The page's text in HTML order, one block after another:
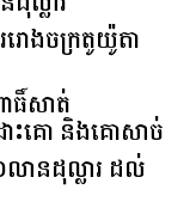
រោងចក្រ​តូយ៉ូតា
ធិ៍សាត់
ះគោ និងគោសាច់
ានដុល្លារ ដល់